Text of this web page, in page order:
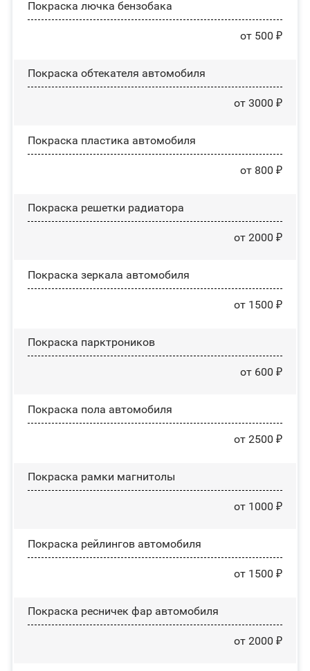
Покраска лючка бензобака
от 500 ₽
Покраска обтекателя автомобиля
от 3000 ₽
Покраска пластика автомобиля
от 800 ₽
Покраска решетки радиатора
от 2000 ₽
Покраска зеркала автомобиля
от 1500 ₽
Покраска парктроников
от 600 ₽
Покраска пола автомобиля
от 2500 ₽
Покраска рамки магнитолы
от 1000 ₽
Покраска рейлингов автомобиля
от 1500 ₽
Покраска ресничек фар автомобиля
от 2000 ₽